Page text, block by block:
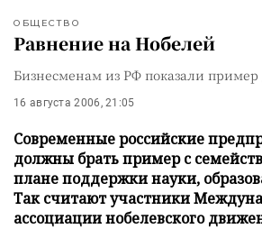
ОБЩЕСТВО
Равнение на Нобелей
Бизнесменам из РФ показали
16 августа 2006, 21:05
Современные российские
должны брать пример с
плане поддержки науки,
Так считают участники
ассоциации нобелевского